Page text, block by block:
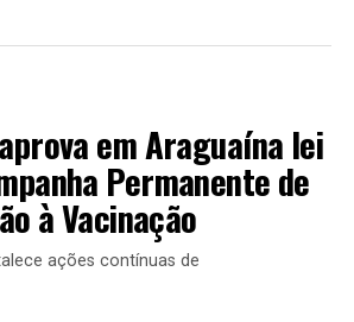
em Araguaína lei
Permanente de
à Vacinação
ações contínuas de